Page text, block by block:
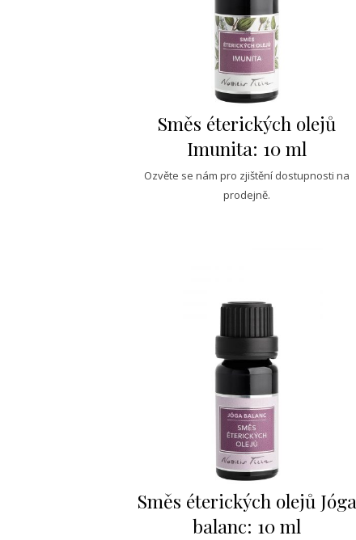
Směs éterických olejů
Imunita: 10 ml
Ozvěte se nám pro zjištění dostupnosti na
prodejně.
Směs éterických olejů Jóga
balanc: 10 ml